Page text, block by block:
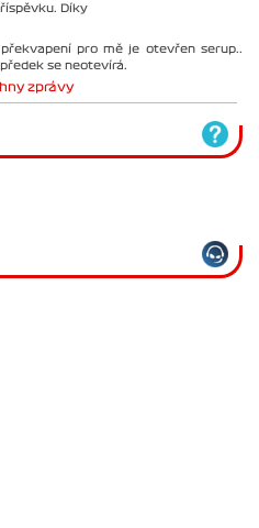
Díky
pro mě je otevřen serup..
se neotevírá.
zprávy